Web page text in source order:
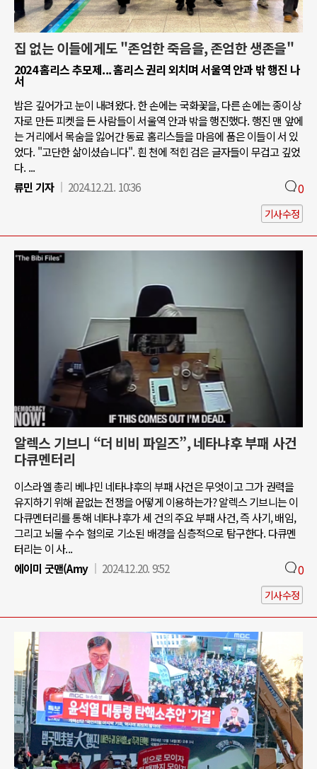
집 없는 이들에게도 "존엄한 죽음을, 존엄한 생존을"
2024 홈리스 추모제... 홈리스 권리 외치며 서울역 안과 밖 행진 나
서
밤은 깊어가고 눈이 내려왔다. 한 손에는 국화꽃을, 다른 손에는 종이상
자로 만든 피켓을 든 사람들이 서울역 안과 밖을 행진했다. 행진 맨 앞에
는 거리에서 목숨을 잃어간 동료 홈리스들을 마음에 품은 이들이 서 있
었다. "고단한 삶이셨습니다". 흰 천에 적힌 검은 글자들이 무겁고 깊었
다. ...
류민 기자
2024.12.21. 10:36 0
기사수정
알렉스 기브니 “더 비비 파일즈”, 네타냐후 부패 사건
다큐멘터리
이스라엘 총리 베냐민 네타냐후의 부패 사건은 무엇이고 그가 권력을
유지하기 위해 끝없는 전쟁을 어떻게 이용하는가? 알렉스 기브니는 이
다큐멘터리를 통해 네타냐후가 세 건의 주요 부패 사건, 즉 사기, 배임,
그리고 뇌물 수수 혐의로 기소된 배경을 심층적으로 탐구한다. 다큐멘
터리는 이 사...
에이미 굿맨(Amy
2024.12.20. 9:52 0
기사수정